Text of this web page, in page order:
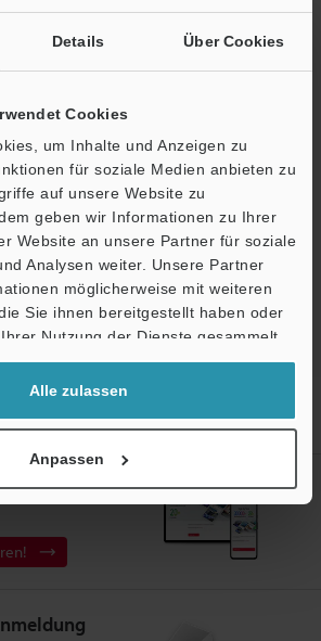
Details Über Cookies
Cookies
um Inhalte und Anzeigen zu
für soziale Medien anbieten zu
auf unsere Website zu
geben wir Informationen zu Ihrer
Website an unsere Partner für soziale
Analysen weiter. Unsere Partner
möglicherweise mit weiteren
Sie ihnen bereitgestellt haben oder
Nutzung der Dienste gesammelt
Alle zulassen
Anpassen
Laserschutzaufsatz
KEYENCE
Support